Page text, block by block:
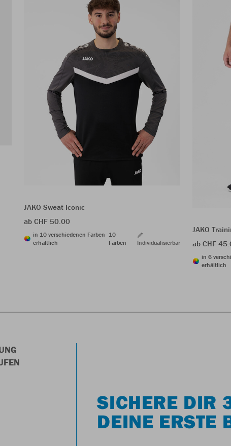
JAKO Sweat Iconic
ab CHF 50.00
in 10 verschiedenen Farben
erhältlich
10
Farben
Individualisierbar
JAKO
ab CHF
in 6
erhältlich
SICHERE DIR
DEINE ERSTE